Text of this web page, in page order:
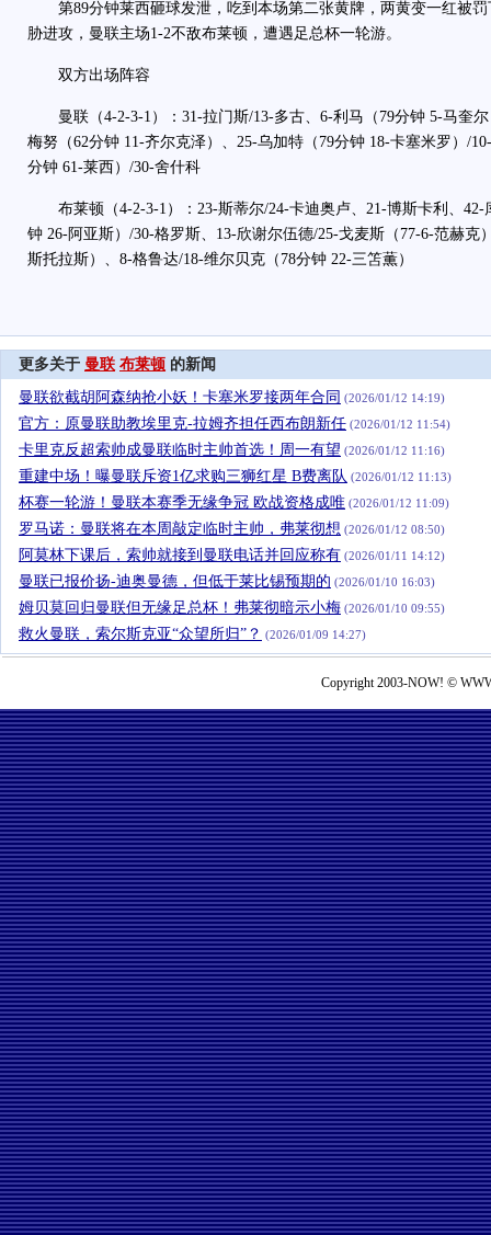
第89分钟莱西砸球发泄，吃到本场第二张黄牌，两黄变一红被罚
胁进攻，曼联主场1-2不敌布莱顿，遭遇足总杯一轮游。
双方出场阵容
曼联（4-2-3-1）：31-拉门斯/13-多古、6-利马（79分钟 5-马奎尔
梅努（62分钟 11-齐尔克泽）、25-乌加特（79分钟 18-卡塞米罗）/
分钟 61-莱西）/30-舍什科
布莱顿（4-2-3-1）：23-斯蒂尔/24-卡迪奥卢、21-博斯卡利、42-
钟 26-阿亚斯）/30-格罗斯、13-欣谢尔伍德/25-戈麦斯（77-6-范赫克
斯托拉斯）、8-格鲁达/18-维尔贝克（78分钟 22-三笘薫）
更多关于 曼联 布莱顿 的新闻
曼联欲截胡阿森纳抢小妖！卡塞米罗接两年合同 (2026/01/12 14:19)
官方：原曼联助教埃里克-拉姆齐担任西布朗新任 (2026/01/12 11:54)
卡里克反超索帅成曼联临时主帅首选！周一有望 (2026/01/12 11:16)
重建中场！曝曼联斥资1亿求购三狮红星 B费离队 (2026/01/12 11:13)
杯赛一轮游！曼联本赛季无缘争冠 欧战资格成唯 (2026/01/12 11:09)
罗马诺：曼联将在本周敲定临时主帅，弗莱彻想 (2026/01/12 08:50)
阿莫林下课后，索帅就接到曼联电话并回应称有 (2026/01/11 14:12)
曼联已报价扬-迪奥曼德，但低于莱比锡预期的 (2026/01/10 16:03)
姆贝莫回归曼联但无缘足总杯！弗莱彻暗示小梅 (2026/01/10 09:55)
救火曼联，索尔斯克亚“众望所归”？ (2026/01/09 14:27)
Copyright 2003-NOW! ©